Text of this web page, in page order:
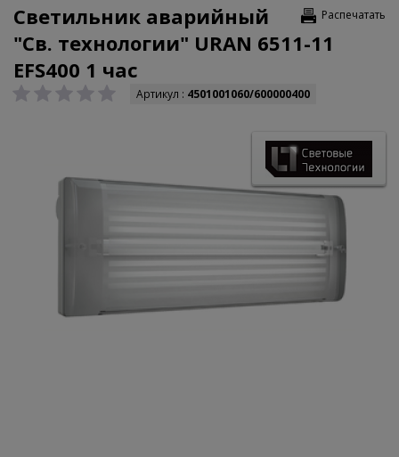
Распечатать
Светильник аварийный
"Св. технологии" URAN 6511-11
EFS400 1 час
Артикул : 4501001060/600000400